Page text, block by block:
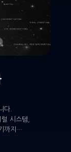
다.
시스템,
까지…